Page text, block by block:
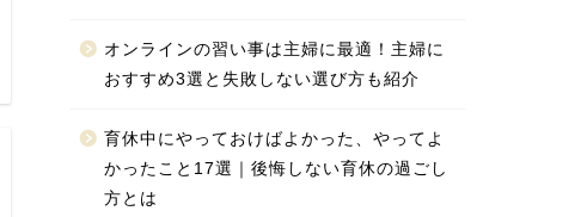
オンラインの習い事は主婦に最適！主婦に
おすすめ3選と失敗しない選び方も紹介
育休中にやっておけばよかった、やってよ
かったこと17選｜後悔しない育休の過ごし
方とは